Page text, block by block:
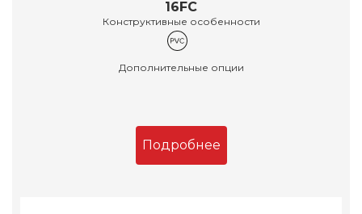
16FC
Конструктивные особенности
Дополнительные опции
Подробнее